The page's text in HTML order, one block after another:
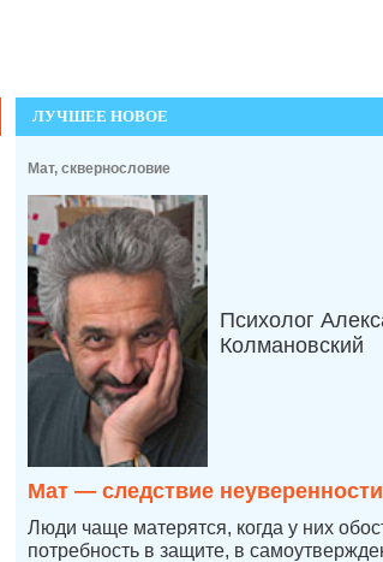
ЛУЧШЕЕ НОВОЕ
Мат, сквернословие
Психолог
Колмановский
Мат — следствие
Люди чаще матерятся, когда у них
потребность в защите, в